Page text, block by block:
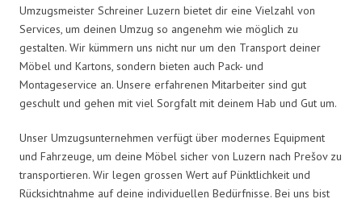
Umzugsmeister Schreiner Luzern bietet dir eine Vielzahl von
Services, um deinen Umzug so angenehm wie möglich zu
gestalten. Wir kümmern uns nicht nur um den Transport deiner
Möbel und Kartons, sondern bieten auch Pack- und
Montageservice an. Unsere erfahrenen Mitarbeiter sind gut
geschult und gehen mit viel Sorgfalt mit deinem Hab und Gut um.
Unser Umzugsunternehmen verfügt über modernes Equipment
und Fahrzeuge, um deine Möbel sicher von Luzern nach Prešov zu
transportieren. Wir legen grossen Wert auf Pünktlichkeit und
Rücksichtnahme auf deine individuellen Bedürfnisse. Bei uns bist